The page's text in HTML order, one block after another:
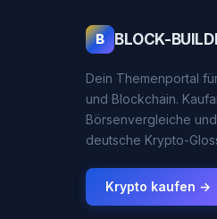
B BLOCK-
Dein Themenportal
und Blockchain.
Börsenvergleiche
deutsche Krypto-
Krypto kaufen →